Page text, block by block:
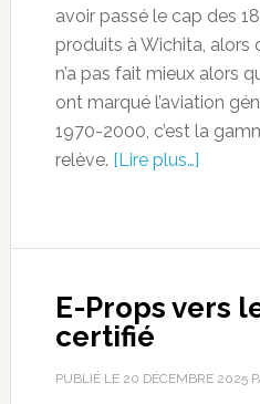
avoir passé le cap des
produits à Wichita, alors
n’a pas fait mieux alors
ont marqué l’aviation
1970-2000, c’est la
relève. [Lire plus…]
E-Props vers
certifié
PUBLIÉ LE 20 DÉCEMBRE 2025